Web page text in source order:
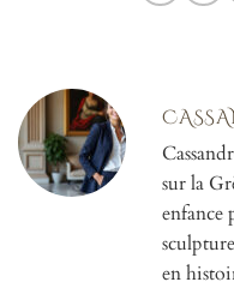
sur la
enfance
en